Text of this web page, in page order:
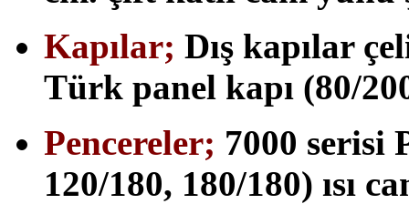
Kapılar; Dış kapılar
Türk panel kapı (80/
Pencereler; 7000 serisi
120/180, 180/180) ısı